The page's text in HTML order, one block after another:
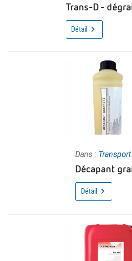
Trans-D -
Détail
Dans : Transport
Décapant
Détail